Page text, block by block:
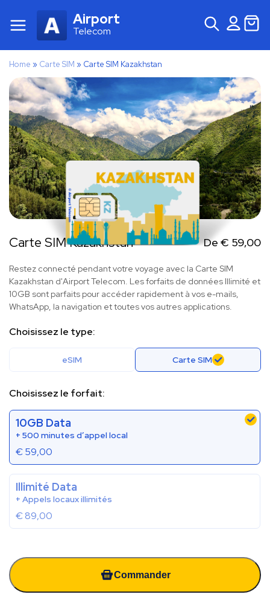
Airport
Telecom
Home » Carte SIM » Carte SIM Kazakhstan
Carte SIM Kazakhstan De € 59,00
Restez connecté pendant votre voyage avec la Carte SIM
Kazakhstan d'Airport Telecom. Les forfaits de données Illimité et
10GB sont parfaits pour accéder rapidement à vos e-mails,
WhatsApp, la navigation et toutes vos autres applications.
Choisissez le type:
eSIM Carte SIM
Choisissez le forfait:
10GB Data
+ 500 minutes d’appel local
€59,00
Illimité Data
+ Appels locaux illimités
€89,00
Commander